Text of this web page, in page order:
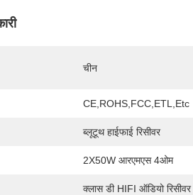
चीन
CE,ROHS,FCC,ETL,etc
ब्लूटूथ हाईफाई रिसीवर
2X50W आरएमएस 4ओम
क्लास डी HIFI ऑडियो रिसीवर